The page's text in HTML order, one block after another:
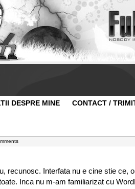
DESPRE MINE CONTACT /
recunosc. Interfata nu e cine stie ce,
Inca nu m-am familiarizat cu